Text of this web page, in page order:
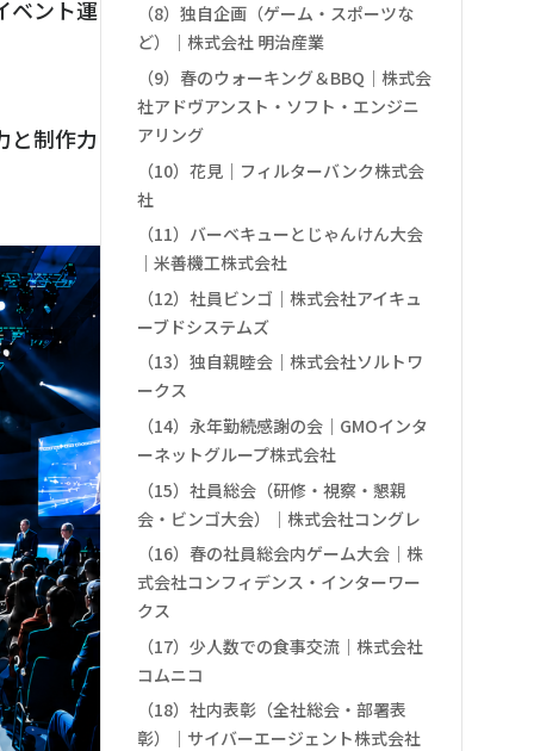
ベント運
と制作力
（8）独自企画（ゲーム・スポーツな
ど）｜株式会社 明治産業
（9）春のウォーキング＆BBQ｜株式会
社アドヴアンスト・ソフト・エンジニ
アリング
（10）花見｜フィルターバンク株式会
社
（11）バーベキューとじゃんけん大会
｜米善機工株式会社
（12）社員ビンゴ｜株式会社アイキュ
ーブドシステムズ
（13）独自親睦会｜株式会社ソルトワ
ークス
（14）永年勤続感謝の会｜GMOインタ
ーネットグループ株式会社
（15）社員総会（研修・視察・懇親
会・ビンゴ大会）｜株式会社コングレ
（16）春の社員総会内ゲーム大会｜株
式会社コンフィデンス・インターワー
クス
（17）少人数での食事交流｜株式会社
コムニコ
（18）社内表彰（全社総会・部署表
彰）｜サイバーエージェント株式会社